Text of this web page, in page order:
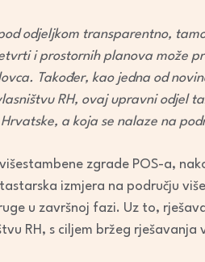
odjeljkom transparentno,
i prostornih planova može
Također, kao jedna od
RH, ovaj upravni odjel
a koja se nalaze na
zgrade POS-a,
izmjera na području
u završnoj fazi. Uz to,
RH, s ciljem bržeg rješavanja